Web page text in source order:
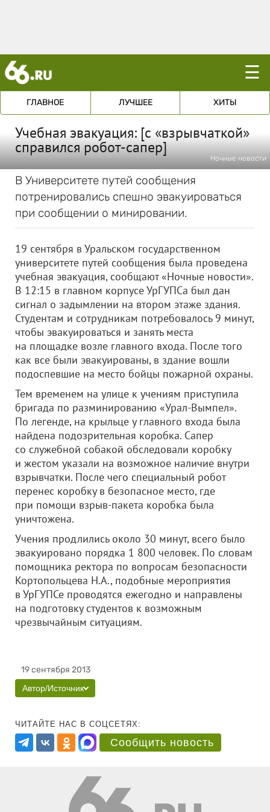
☰
ГЛАВНОЕ ЛУЧШЕЕ ХИТЫ
Учебная эвакуация: [с «взрывчаткой»
справился робот-сапер]
Ночные новости
В Университете путей сообщения
потренировались спешно эвакуироваться
при сообщении о минировании.
19 сентября в Уральском государственном
университете путей сообщения была проведена
учебная эвакуация, сообщают «Ночные новости».
В 12:15 в главном корпусе УрГУПСа был дан
сигнал о задымлении на втором этаже здания.
Студентам и сотрудникам потребовалось 9 минут,
чтобы эвакуироваться и занять места
на площадке возле главного входа. После того
как все были эвакуированы, в здание вошли
подоспевшие на место бойцы пожарной охраны.
Тем временем на улице к учениям приступила
бригада по разминированию «Урал-Вымпел».
По легенде, на крыльце у главного входа была
найдена подозрительная коробка. Сапер
со служебной собакой обследовали коробку
и жестом указали на возможное наличие внутри
взрывчатки. После чего специальный робот
перенес коробку в безопасное место, где
при помощи взрыв-пакета коробка была
уничтожена.
Учения продлились около 30 минут, всего было
эвакуировано порядка 1 800 человек. По словам
помощника ректора по вопросам безопасности
Кортопольцева Н.А., подобные мероприятия
в УрГУПСе проводятся ежегодно и направлены
на подготовку студентов к возможным
чрезвычайным ситуациям.
19 сентября 2013
Автор/Источник
ЧИТАЙТЕ НАС В СОЦСЕТЯХ:
Сообщить новость